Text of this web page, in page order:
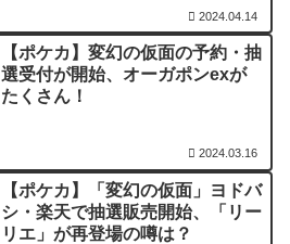
2024.04.14
【ポケカ】変幻の仮面の予約・抽
選受付が開始、オーガポンexが
たくさん！
2024.03.16
【ポケカ】「変幻の仮面」ヨドバ
シ・楽天で抽選販売開始、「リー
リエ」が再登場の噂は？